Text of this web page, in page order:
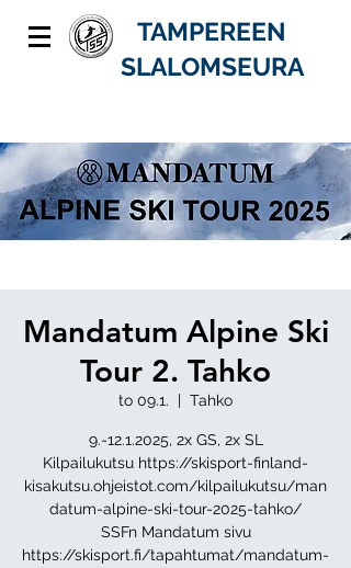
TAMPEREEN
SLALOMSEURA
Mandatum Alpine Ski
Tour 2. Tahko
to 09.1.
  |
Tahko
9.-12.1.2025, 2x GS, 2x SL
Kilpailukutsu https://skisport-finland-
kisakutsu.ohjeistot.com/kilpailukutsu/man
datum-alpine-ski-tour-2025-tahko/
SSFn Mandatum sivu
https://skisport.fi/tapahtumat/mandatum-